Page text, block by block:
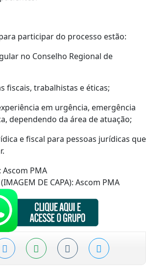
participar do processo estão:
no Conselho Regional de
fiscais, trabalhistas e éticas;
em urgência, emergência
dependendo da área de atuação;
e fiscal para pessoas jurídicas que
Ascom PMA
DE CAPA): Ascom PMA